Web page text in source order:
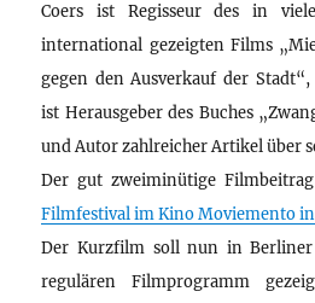
Coers ist Regisseur des in
international gezeigten Films
gegen den Ausverkauf der
ist Herausgeber des Buches
und Autor zahlreicher Artikel über
Der gut zweiminütige
Filmfestival im Kino Moviemento
Der Kurzfilm soll nun in
regulären Filmprogramm